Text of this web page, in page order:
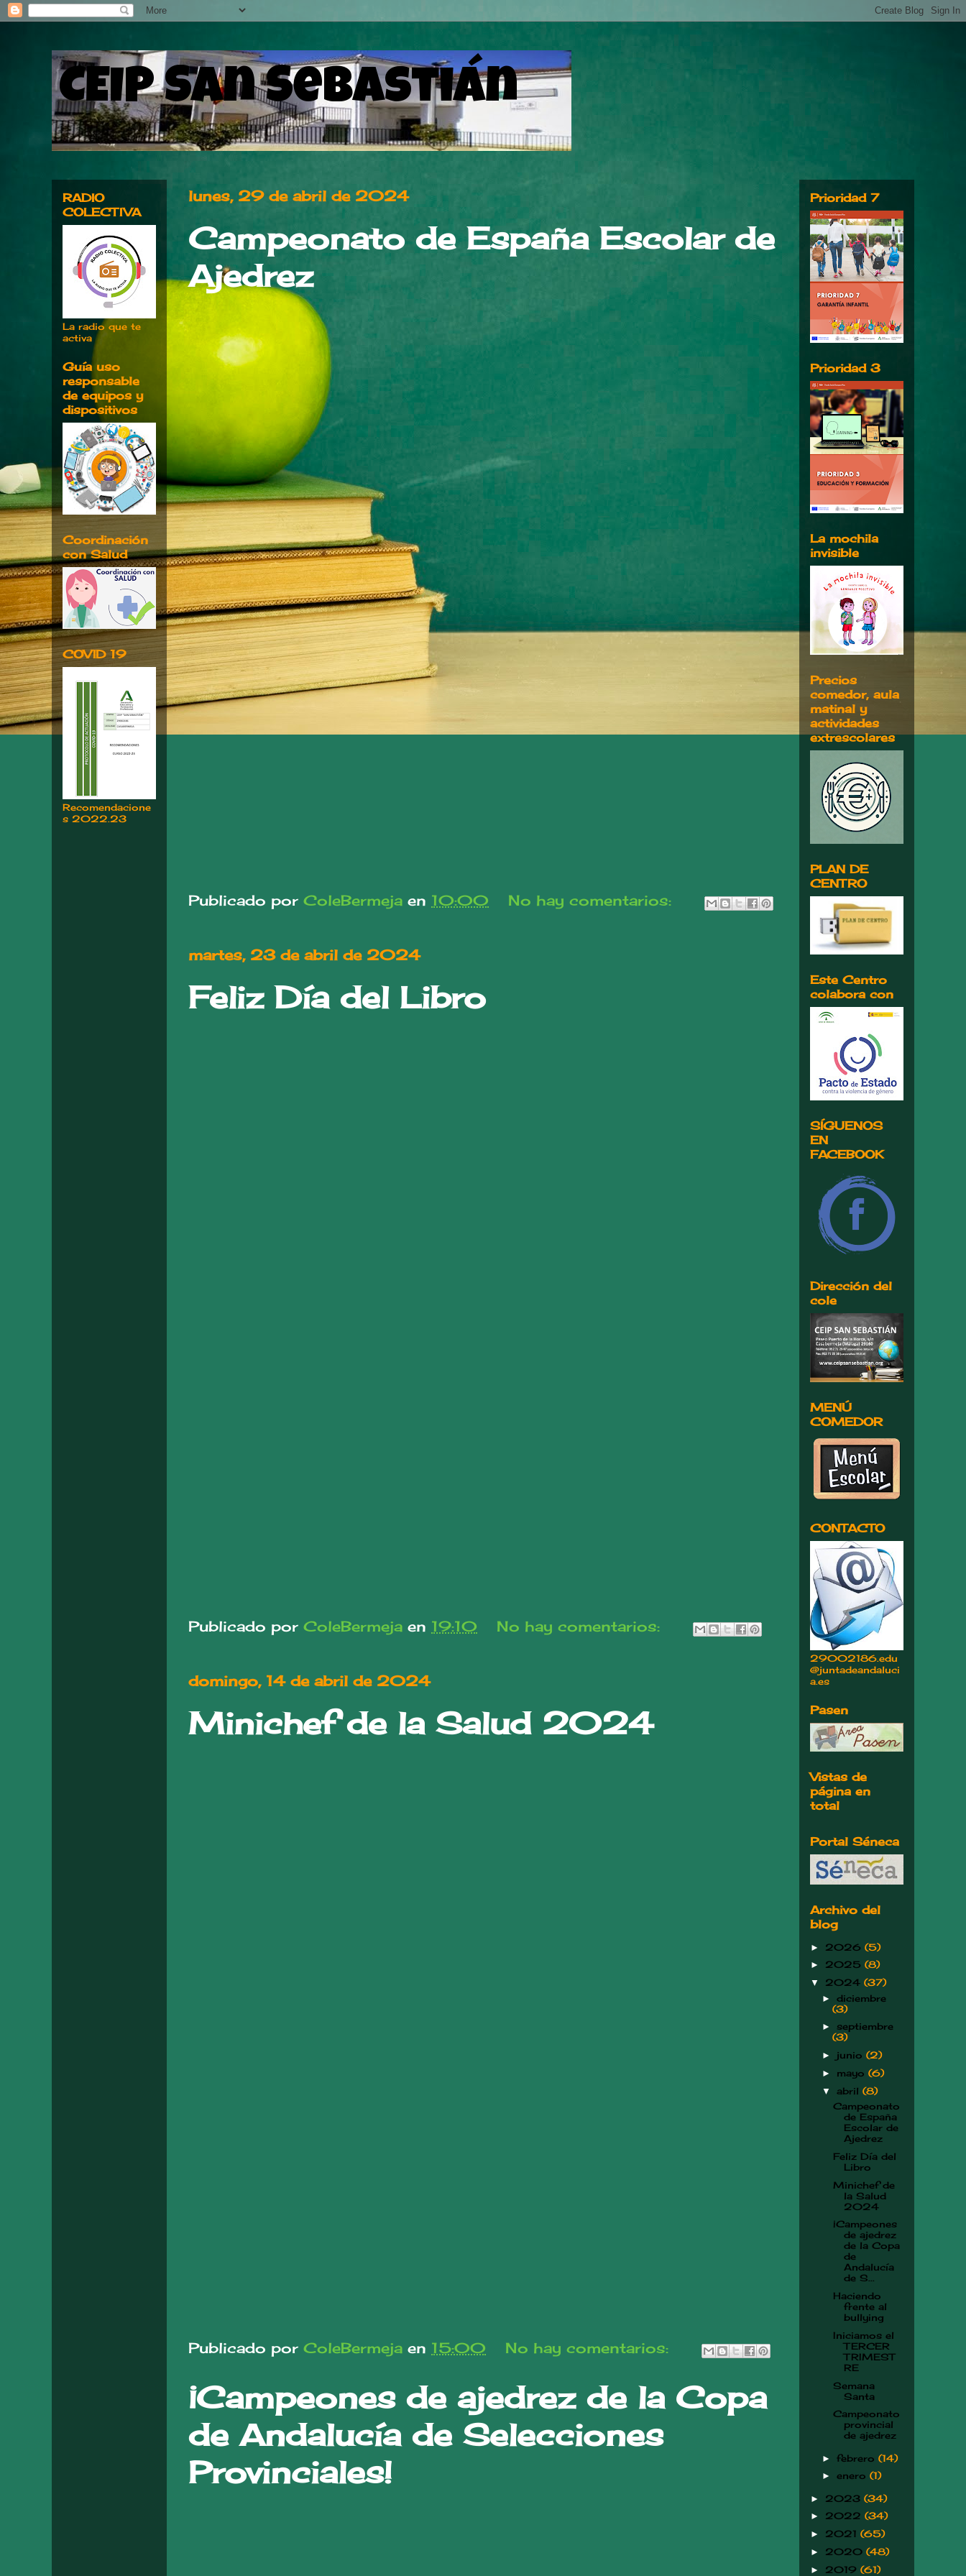
CEIP San Sebastián
lunes, 29 de abril de 2024
Campeonato de España Escolar de
Ajedrez
Publicado por ColeBermeja en 10:00 No hay comentarios:
martes, 23 de abril de 2024
Feliz Día del Libro
Publicado por ColeBermeja en 19:10 No hay comentarios:
domingo, 14 de abril de 2024
Minichef de la Salud 2024
Publicado por ColeBermeja en 15:00 No hay comentarios:
¡Campeones de ajedrez de la Copa
de Andalucía de Selecciones
Provinciales!
RADIO
COLECTIVA
La radio que te
activa
Guía uso
responsable
de equipos y
dispositivos
Coordinación
con Salud
COVID 19
Recomendacione
s 2022.23
Prioridad 7
Prioridad 3
La mochila
invisible
Precios
comedor, aula
matinal y
actividades
extrescolares
PLAN DE
CENTRO
Este Centro
colabora con
SÍGUENOS
EN
FACEBOOK
Dirección del
cole
MENÚ
COMEDOR
CONTACTO
29002186.edu
@juntadeandaluci
a.es
Pasen
Vistas de
página en
total
Portal Séneca
Archivo del
blog
► 2026 (5)
► 2025 (8)
▼ 2024 (37)
► diciembre
(3)
► septiembre
(3)
► junio (2)
► mayo (6)
▼ abril (8)
Campeonato
de España
Escolar de
Ajedrez
Feliz Día del
Libro
Minichef de
la Salud
2024
¡Campeones
de ajedrez
de la Copa
de
Andalucía
de S...
Haciendo
frente al
bullying
Iniciamos el
TERCER
TRIMEST
RE
Semana
Santa
Campeonato
provincial
de ajedrez
► febrero (14)
► enero (1)
► 2023 (34)
► 2022 (34)
► 2021 (65)
► 2020 (48)
► 2019 (61)